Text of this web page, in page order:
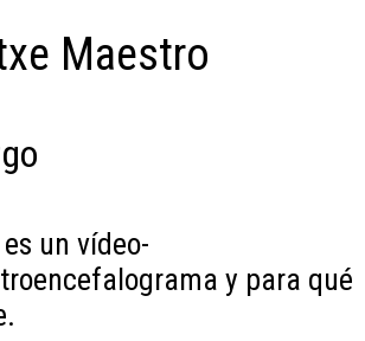
Maestro
es un vídeo-
y para qué